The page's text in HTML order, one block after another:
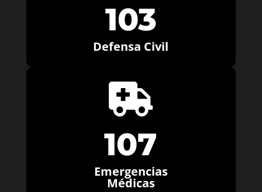
103
Defensa Civil

107
Emergencias
Médicas